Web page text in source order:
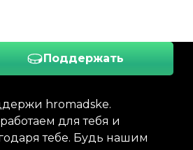
Поддержать
hromadske.
для тебя и
тебе. Будь нашим